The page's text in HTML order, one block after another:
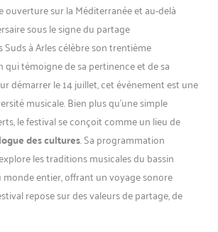
ouverture sur la Méditerranée et au-delà
sous le signe du partage
Suds à Arles célèbre son trentième
qui témoigne de sa pertinence et de sa
démarrer le 14 juillet, cet événement est une
musicale. Bien plus qu’une simple
le festival se conçoit comme un lieu de
des cultures. Sa programmation
les traditions musicales du bassin
entier, offrant un voyage sonore
repose sur des valeurs de partage, de